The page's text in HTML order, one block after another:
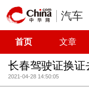
汽车
首页 文章
长春驾驶证换证
2021-04-28 14:50:05